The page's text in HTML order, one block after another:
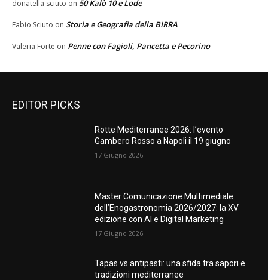
donatella sciuto on 50 Kalò 10 e Lode
Fabio Sciuto on Storia e Geografia della BIRRA
Valeria Forte on Penne con Fagioli, Pancetta e Pecorino
EDITOR PICKS
Rotte Mediterranee 2026: l’evento
Gambero Rosso a Napoli il 19 giugno
17 Giugno 2026
Master Comunicazione Multimediale
dell’Enogastronomia 2026/2027: la XV
edizione con AI e Digital Marketing
17 Giugno 2026
Tapas vs antipasti: una sfida tra sapori e
tradizioni mediterranee